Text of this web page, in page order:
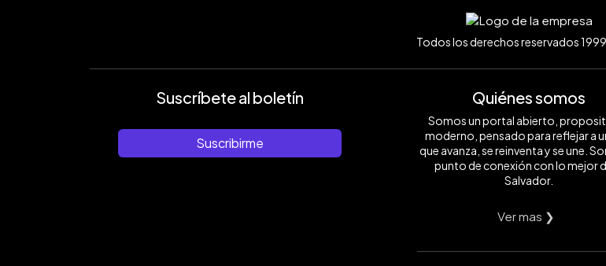
Todos los derechos reservados
Suscríbete al boletín
Suscribirme
Quiénes somos
Somos un portal abierto,
moderno, pensado para reflejar a
que avanza, se reinventa y se une.
punto de conexión con lo mejor
Salvador.
Ver mas ❯